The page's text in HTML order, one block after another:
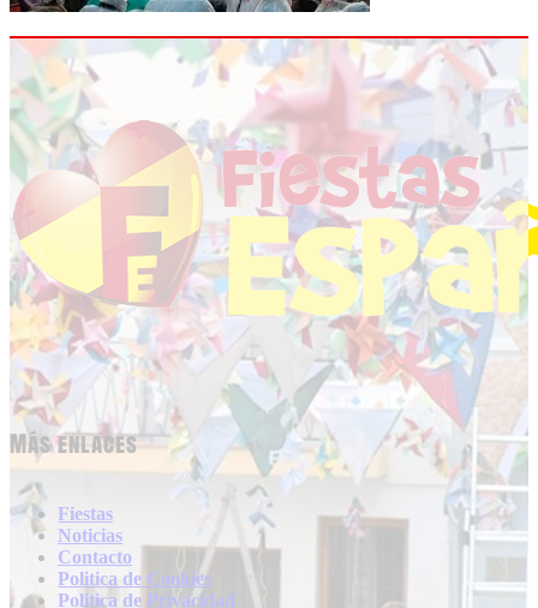
Más enlaces
Fiestas
Noticias
Contacto
Politica de Cookies
Politica de Privacidad